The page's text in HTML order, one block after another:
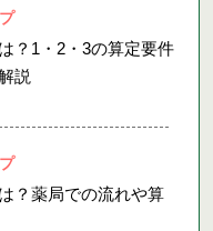
？1・2・3の算定要件
説
？薬局での流れや算